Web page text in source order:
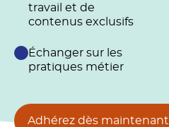
travail et de
contenus exclusifs
Échanger sur les
pratiques métier
Adhérez dès maintenant